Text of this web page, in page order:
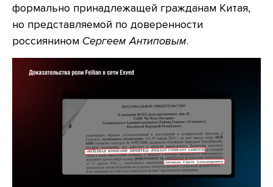
формально принадлежащей гражданам Китая,
но представляемой по доверенности
россиянином Сергеем Антиповым.